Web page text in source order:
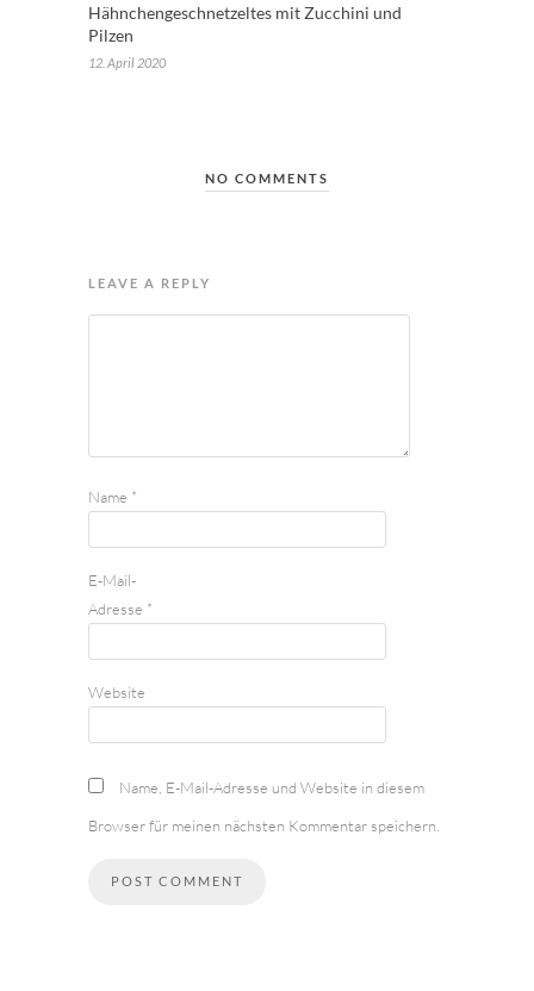
Hähnchengeschnetzeltes mit Zucchini und
Pilzen
12. April 2020
NO COMMENTS
LEAVE A REPLY
Name *
E-Mail-
Adresse *
Website
Name, E-Mail-Adresse und Website in diesem
Browser für meinen nächsten Kommentar speichern.